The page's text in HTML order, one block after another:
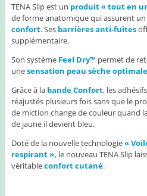
TENA Slip est un produit « tout en
de forme anatomique qui assurent un
confort. Ses barrières anti-fuites
supplémentaire.
Son système Feel Dry™permet de
unesensation peau sèche optimale
Grâce à la bande Confort, les
réajustés plusieurs fois sans que le
de miction change de couleur quand
de jaune il devient bleu.
Doté de la nouvelle technologie«
respirant », le nouveau TENA Slip
véritableconfort cutané.